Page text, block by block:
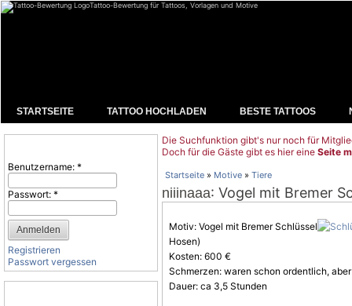
Tattoo-Bewertung für Tattoos, Vorlagen und Motive
STARTSEITE TATTOO HOCHLADEN BESTE TATTOOS
Benutzername: *
Passwort: *
Registrieren
Passwort vergessen
Die Suchfunktion gibt's nur noch für
Doch für die Gäste gibt es hier eine Seite
Startseite » Motive » Tiere
niiinaaa: Vogel mit Bremer
Motiv: Vogel mit Bremer Schlüssel
Hosen)
Kosten: 600 €
Schmerzen: waren schon ordentlich,
Dauer: ca 3,5 Stunden